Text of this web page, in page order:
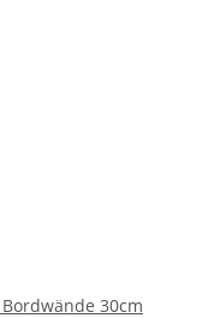
Bordwände 30cm